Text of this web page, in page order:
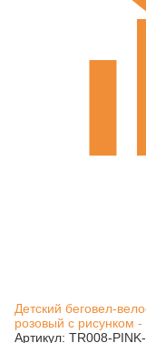
Детский беговел-
розовый с рисунком
Артикул: TR008-